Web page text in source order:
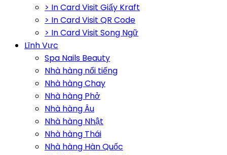
> In Card Visit Giấy Kraft
> In Card Visit QR Code
> In Card Visit Song Ngữ
Lĩnh Vực
Spa Nails Beauty
Nhà hàng nổi tiếng
Nhà hàng Chay
Nhà hàng Phở
Nhà hàng Âu
Nhà hàng Nhật
Nhà hàng Thái
Nhà hàng Hàn Quốc